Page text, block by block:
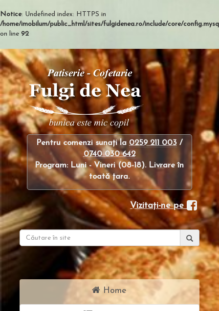
Notice: Undefined index: HTTPS in
/home/imobilum/public_html/sites/fulgidenea.ro/include/core/
on line 92
Pentru comenzi sunaţi la 0259 211 003 /
0740 030 642
Program: Luni - Vineri (08-18). Livrare în
toată ţara.
Vizitaţi-ne pe
Home